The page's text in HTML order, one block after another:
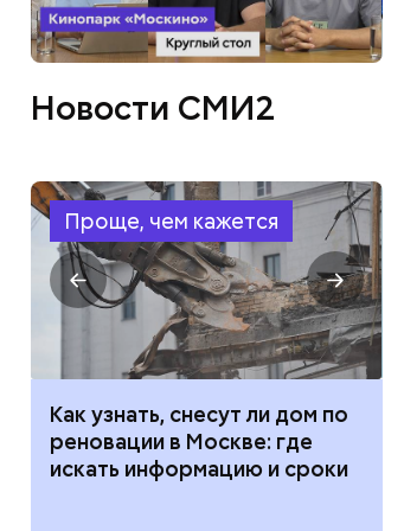
Новости СМИ2
Проще, чем кажется
Как узнать, снесут ли дом по
реновации в Москве: где
искать информацию и сроки